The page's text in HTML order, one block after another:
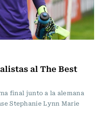
al The Best
final junto a la alemana
Stephanie Lynn Marie